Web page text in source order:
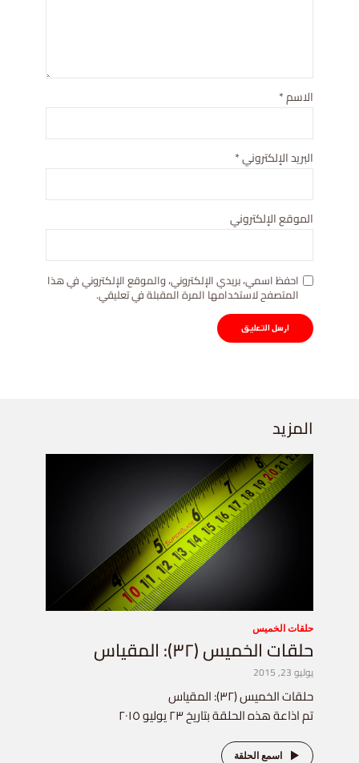
الاسم*
البريد الإلكتروني*
الموقع الإلكتروني
احفظ اسمي، بريدي الإلكتروني، والموقع الإلكتروني في هذا
المتصفح لاستخدامها المرة المقبلة في تعليقي.
المزيد
حلقات الخميس
حلقات الخميس (٣٢): المقياس
يوليو 23, 2015
حلقات الخميس (٣٢): المقياس
تم اذاعة هذه الحلقة بتاريخ ٢٣ يوليو ٢٠١٥
اسمع الحلقة